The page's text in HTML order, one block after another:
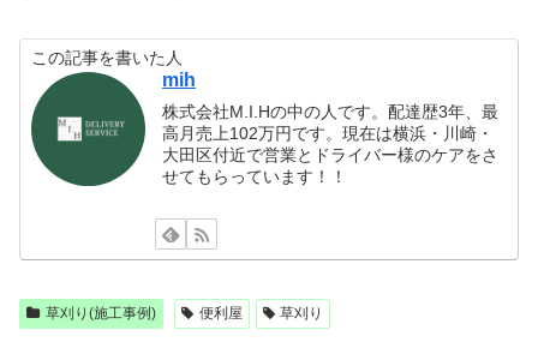
この記事を書いた人
mih
株式会社M.I.Hの中の人です。配達歴3年、最
高月売上102万円です。現在は横浜・川崎・
大田区付近で営業とドライバー様のケアをさ
せてもらっています！！
草刈り(施工事例) 便利屋 草刈り